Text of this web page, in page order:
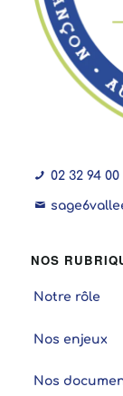
02 32 94 00
NOS
Notre rôle
Nos enjeux
Nos